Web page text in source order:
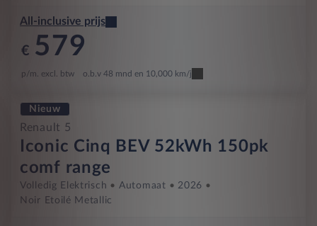
All-inclusive prijs
€ 579
p/m. excl. btw o.b.v 48 mnd en 10,000 km/j
Nieuw
Renault 5
Iconic Cinq BEV 52kWh 150pk
comf range
Volledig Elektrisch Automaat
2026
Noir Etoilé Metallic